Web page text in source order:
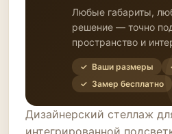
Любые габариты,
решение — точно
пространство и
✓ Ваши размеры
✓ Замер бесплатно
Дизайнерский стеллаж
интегрированной